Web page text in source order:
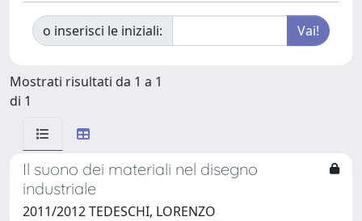
o inserisci le iniziali:
Mostrati risultati da 1 a 1
di 1
Il suono dei materiali nel disegno
industriale
2011/2012 TEDESCHI, LORENZO